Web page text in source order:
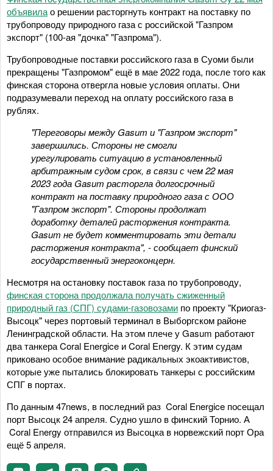
объявилао решении расторгнуть контракт на поставку по
трубопроводу природного газа с российской "Газпром
экспорт" (100-ая "дочка" "Газпрома").
Трубопроводные поставки российского газа в Суоми были
прекращены "Газпромом" ещё в мае 2022 года, после того как
финская сторона отвергла новые условия оплаты. Они
подразумевали переход на оплату российского газа в
рублях.
"Переговоры между Gasum и "Газпром экспорт"
завершились. Стороны не смогли
урегулировать ситуацию в установленный
арбитражным судом срок, в связи с чем 22 мая
2023 года Gasum расторгла долгосрочный
контракт на поставку природного газа с ООО
"Газпром экспорт". Стороны продолжат
доработку деталей расторжения контракта.
Gasum не будет комментировать эти детали
расторжения контракта", - сообщает финский
государственный энергоконцерн.
Несмотря на остановку поставок газа по трубопроводу,
финская сторона продолжала получать сжиженный
природный газ (СПГ) судами-газовозами по проекту "Криогаз-
Высоцк" через портовый терминал в Выборгском районе
Ленинградской области. На этом плече у Gasum работают
два танкера Coral Energice и Coral Energy. К этим судам
приковано особое внимание радикальных экоактивистов,
которые уже пытались блокировать танкеры с российским
СПГ в портах.
По данным 47news, в последний раз Coral Energice посещал
порт Высоцк 24 апреля. Судно ушло в финский Торнио. А
Coral Energy отправился из Высоцка в норвежский порт Ора
ещё 5 апреля.